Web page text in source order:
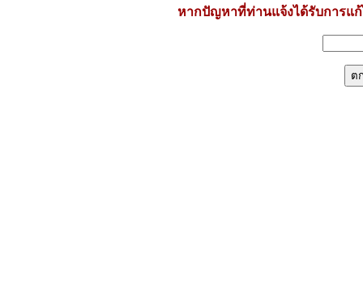
หากปัญหาที่ท่านแจ้งได้รับการแ